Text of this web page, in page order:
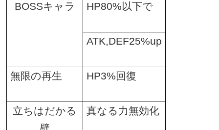
BOSSキャラ HP80%以下で
ATK,DEF25%up
無限の再生 HP3%回復
立ちはだかる
真なる力無効化